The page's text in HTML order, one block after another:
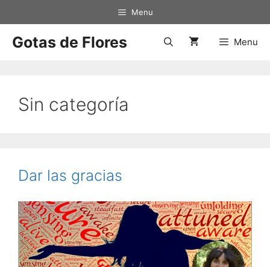
Menu
Gotas de Flores Menu
Sin categoría
Dar las gracias